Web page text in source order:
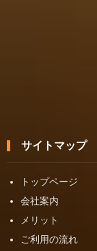
サイトマップ
トップページ
会社案内
メリット
ご利用の流れ